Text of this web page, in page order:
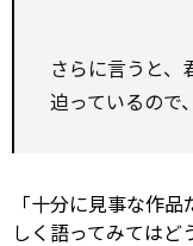
さらに言うと、
迫っているので
「十分に見事な作
しく語ってみてはど